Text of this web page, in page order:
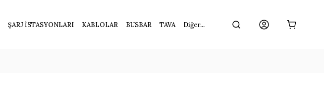
ŞARJ İSTASYONLARI KABLOLAR BUSBAR TAVA Diğer...